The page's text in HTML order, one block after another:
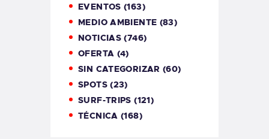
EVENTOS (163)
MEDIO AMBIENTE (83)
NOTICIAS (746)
OFERTA (4)
SIN CATEGORIZAR (60)
SPOTS(23)
SURF-TRIPS (121)
TÉCNICA (168)